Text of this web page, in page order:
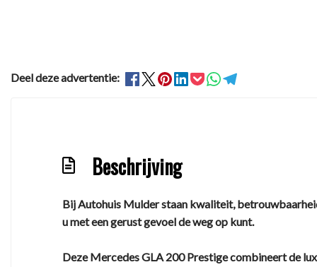
Deel deze advertentie:
Beschrijving
Bij Autohuis Mulder staan kwaliteit,
u met een gerust gevoel de weg op kunt.
Deze Mercedes GLA 200 Prestige combineert de